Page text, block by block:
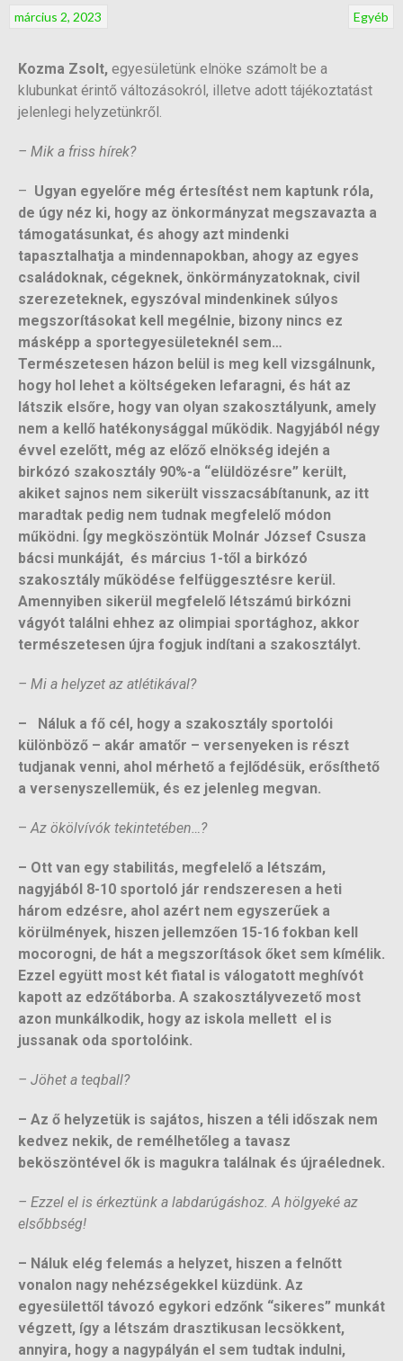
Egyéb
március 2, 2023
Kozma Zsolt, egyesületünk elnöke számolt be a
klubunkat érintő változásokról, illetve adott tájékoztatást
jelenlegi helyzetünkről.
– Mik a friss hírek?
– Ugyan egyelőre még értesítést nem kaptunk róla,
de úgy néz ki, hogy az önkormányzat megszavazta a
támogatásunkat, és ahogy azt mindenki
tapasztalhatja a mindennapokban, ahogy az egyes
családoknak, cégeknek, önkörmányzatoknak, civil
szerezeteknek, egyszóval mindenkinek súlyos
megszorításokat kell megélnie, bizony nincs ez
másképp a sportegyesületeknél sem…
Természetesen házon belül is meg kell vizsgálnunk,
hogy hol lehet a költségeken lefaragni, és hát az
látszik elsőre, hogy van olyan szakosztályunk, amely
nem a kellő hatékonysággal működik. Nagyjából négy
évvel ezelőtt, még az előző elnökség idején a
birkózó szakosztály 90%-a “elüldözésre” került,
akiket sajnos nem sikerült visszacsábítanunk, az itt
maradtak pedig nem tudnak megfelelő módon
működni. Így megköszöntük Molnár József Csusza
bácsi munkáját, és március 1-től a birkózó
szakosztály működése felfüggesztésre kerül.
Amennyiben sikerül megfelelő létszámú birkózni
vágyót találni ehhez az olimpiai sportághoz, akkor
természetesen újra fogjuk indítani a szakosztályt.
– Mi a helyzet az atlétikával?
– Náluk a fő cél, hogy a szakosztály sportolói
különböző – akár amatőr – versenyeken is részt
tudjanak venni, ahol mérhető a fejlődésük, erősíthető
a versenyszellemük, és ez jelenleg megvan.
– Az ökölvívók tekintetében…?
– Ott van egy stabilitás, megfelelő a létszám,
nagyjából 8-10 sportoló jár rendszeresen a heti
három edzésre, ahol azért nem egyszerűek a
körülmények, hiszen jellemzően 15-16 fokban kell
mocorogni, de hát a megszorítások őket sem kímélik.
Ezzel együtt most két fiatal is válogatott meghívót
kapott az edzőtáborba. A szakosztályvezető most
azon munkálkodik, hogy az iskola mellett el is
jussanak oda sportolóink.
– Jöhet a teqball?
– Az ő helyzetük is sajátos, hiszen a téli időszak nem
kedvez nekik, de remélhetőleg a tavasz
beköszöntével ők is magukra találnak és újraélednek.
– Ezzel el is érkeztünk a labdarúgáshoz. A hölgyeké az
elsőbbség!
– Náluk elég felemás a helyzet, hiszen a felnőtt
vonalon nagy nehézségekkel küzdünk. Az
egyesülettől távozó egykori edzőnk “sikeres” munkát
végzett, így a létszám drasztikusan lecsökkent,
annyira, hogy a nagypályán el sem tudtak indulni,